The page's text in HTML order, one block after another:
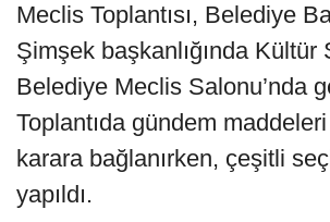
Meclis Toplantısı, Belediye
Şimşek başkanlığında Kültür
Belediye Meclis Salonu’nda
Toplantıda gündem
karara bağlanırken, çeşitli
yapıldı.